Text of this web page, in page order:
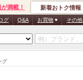
グ
満載！ 新着おトク情報
グ Q&A お買物 その他